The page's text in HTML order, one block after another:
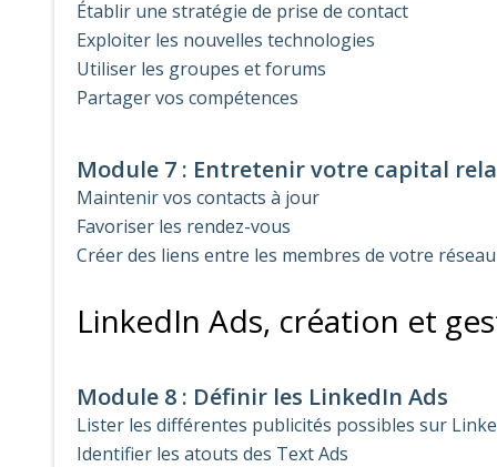
Établir une stratégie de prise de contact
Exploiter les nouvelles technologies
Utiliser les groupes et forums
Partager vos compétences
Module 7 : Entretenir votre capital
Maintenir vos contacts à jour
Favoriser les rendez-vous
Créer des liens entre les membres de votre réseau
LinkedIn Ads, création et
Module 8 : Définir les LinkedIn Ads
Lister les différentes publicités possibles sur
Identifier les atouts des Text Ads